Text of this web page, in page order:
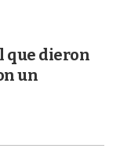
que dieron
un